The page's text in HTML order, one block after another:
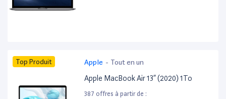
Top Produit Apple - Tout en un
Apple MacBook Air 13” (2020) 1To
387 offres à partir de :